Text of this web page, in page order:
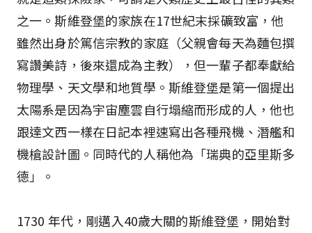
之一。斯維登堡的家族在17世紀末採礦致富，他
雖然出身於篤信宗教的家庭（父親會每天為麵包撰
寫讚美詩，後來還成為主教），但一輩子都奉獻給
物理學、天文學和地質學。斯維登堡是第一個提出
太陽系是因為宇宙塵雲自行塌縮而形成的人，他也
跟達文西一樣在日記本裡速寫出各種飛機、潛艦和
機槍設計圖。同時代的人稱他為「瑞典的亞里斯多
德」。
1730 年代，剛邁入40歲大關的斯維登堡，開始對